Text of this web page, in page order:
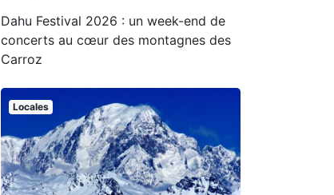
Dahu Festival 2026 : un week-end de
concerts au cœur des montagnes des
Carroz
Locales